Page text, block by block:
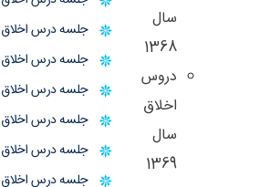
سال
1368
دروس
اخلاق
سال
1369
جلسه درس اخلاق (1404/
جلسه درس اخلاق (1404/09/
جلسه درس اخلاق (1404/09/
جلسه درس اخلاق (1404/
جلسه درس اخلاق (1404/08/
جلسه درس اخلاق (1404/08/